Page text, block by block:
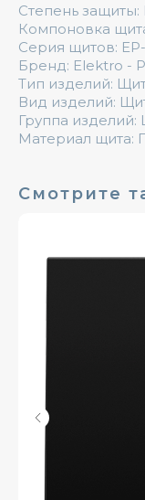
Степень защиты:
Компоновка
Серия щитов:
Бренд: Elektro -
Тип изделий:
Вид изделий:
Группа
Материал щита:
Смотрите